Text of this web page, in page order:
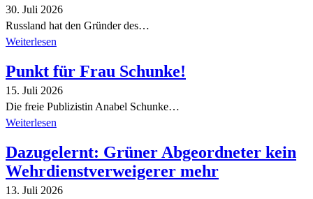
30. Juli 2026
Russland hat den Gründer des…
Weiterlesen
Punkt für Frau Schunke!
15. Juli 2026
Die freie Publizistin Anabel Schunke…
Weiterlesen
Dazugelernt: Grüner Abgeordneter kein
Wehrdienstverweigerer mehr
13. Juli 2026